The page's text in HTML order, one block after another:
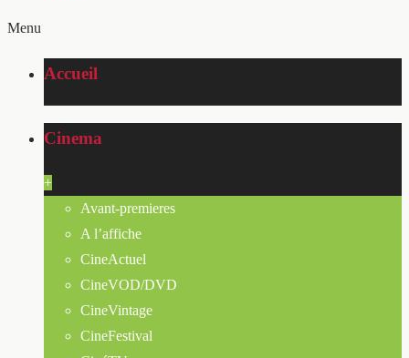
Menu
Accueil
Cinema
+
Avant-premieres
A l’affiche
CineActuel
CineVOD/DVD
CineVintage
CineFestival